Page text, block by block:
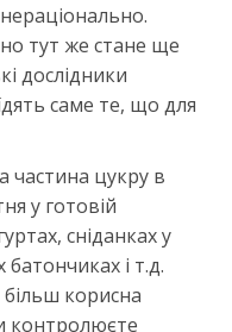
тут же стане ще
дослідники
саме те, що для
частина цукру в
у готовій
сніданках у
батончиках і т.д.
корисна
контролюєте